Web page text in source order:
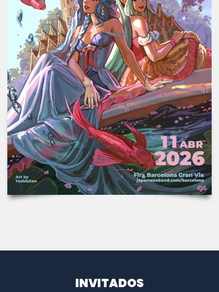
INVITADOS